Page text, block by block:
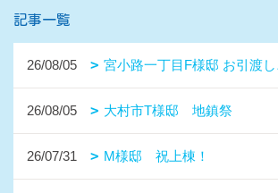
記事一覧
26/08/05 宮小路一丁目F様邸 お引渡し
26/08/05 大村市T様邸 地鎮祭
26/07/31 M様邸 祝上棟！